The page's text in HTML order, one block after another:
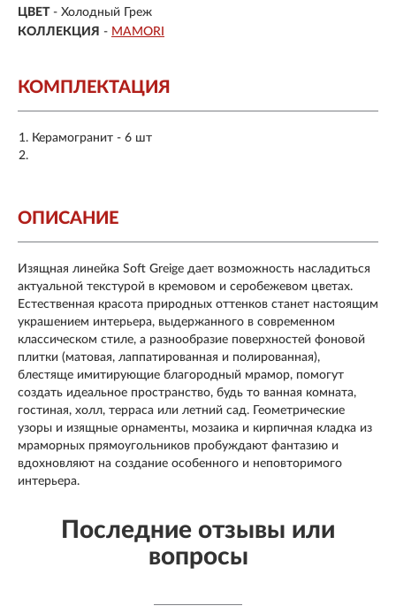
ЦВЕТ - Холодный Греж
КОЛЛЕКЦИЯ - MAMORI
КОМПЛЕКТАЦИЯ
Керамогранит - 6 шт
ОПИСАНИЕ
Изящная линейка Soft Greige дает возможность насладиться
актуальной текстурой в кремовом и серобежевом цветах.
Естественная красота природных оттенков станет настоящим
украшением интерьера, выдержанного в современном
классическом стиле, а разнообразие поверхностей фоновой
плитки (матовая, лаппатированная и полированная),
блестяще имитирующие благородный мрамор, помогут
создать идеальное пространство, будь то ванная комната,
гостиная, холл, терраса или летний сад. Геометрические
узоры и изящные орнаменты, мозаика и кирпичная кладка из
мраморных прямоугольников пробуждают фантазию и
вдохновляют на создание особенного и неповторимого
интерьера.
Последние отзывы или
вопросы